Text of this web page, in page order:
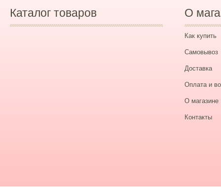
Каталог товаров О
Как купить
Самовывоз
Доставка
Оплата и
О магазине
Контакты